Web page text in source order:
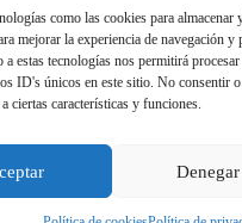
como las cookies para
mejorar la experiencia de navegación
a estas tecnologías nos permitirá
ID's únicos en este sitio. No consentir
ciertas características y funciones.
Denegar